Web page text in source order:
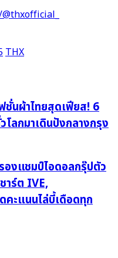
THX
นผ้าไทยสุดเฟียส! 6
ลกมาเดินปังกลางกรุง
งแชมป์ไอดอลกรุ๊ปตัว
ร์ต IVE,
คะแนนไล่บี้เดือดทุก